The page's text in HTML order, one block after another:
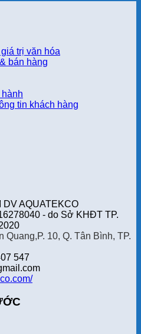
trị văn hóa
bán hàng
tin khách hàng
DV AQUATEKCO
- do Sở KHĐT TP.
Quang,P. 10, Q. Tân Bình, TP.
547